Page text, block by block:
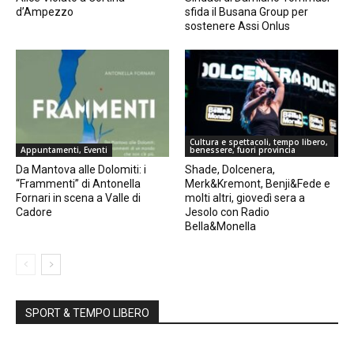
d’Ampezzo
sfida il Busana Group per
sostenere Assi Onlus
Appuntamenti, Eventi
Da Mantova alle Dolomiti: i
“Frammenti” di Antonella
Fornari in scena a Valle di
Cadore
Cultura e spettacoli, tempo libero,
benessere, fuori provincia
Shade, Dolcenera,
Merk&Kremont, Benji&Fede e
molti altri, giovedì sera a
Jesolo con Radio
Bella&Monella
SPORT & TEMPO LIBERO